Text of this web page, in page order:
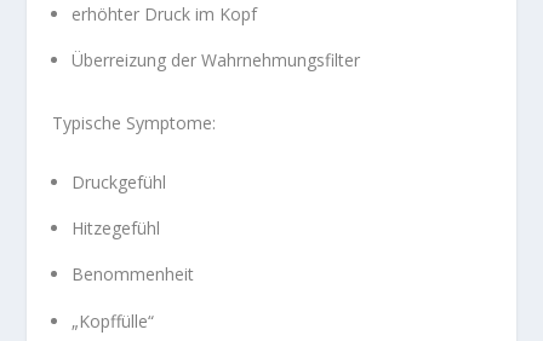
erhöhter Druck im Kopf
Überreizung der Wahrnehmungsfilter
Typische Symptome:
Druckgefühl
Hitzegefühl
Benommenheit
„Kopffülle“